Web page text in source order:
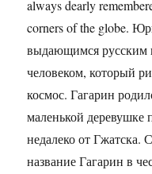
always dearly
corners of the globe.
выдающимся
человеком, который
космос. Гагарин
маленькой
недалеко от Гжатска.
название Гагарин в